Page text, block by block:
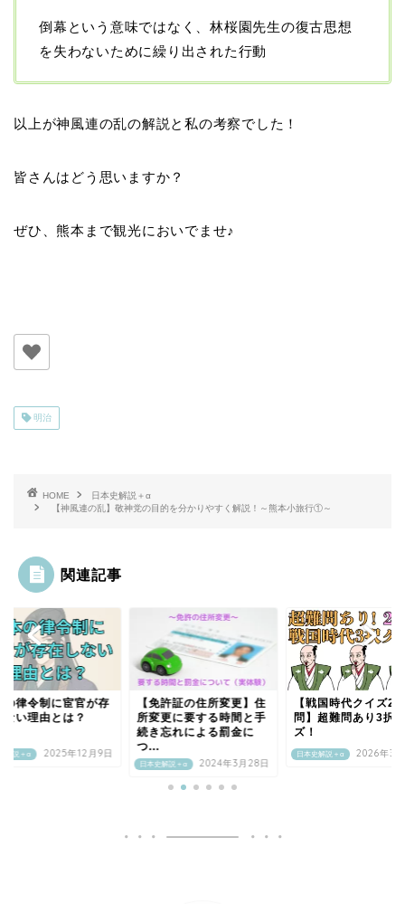
倒幕という意味ではなく、林桜園先生の復古思想
を失わないために繰り出された行動
以上が神風連の乱の解説と私の考察でした！
皆さんはどう思いますか？
ぜひ、熊本まで観光においでませ♪
明治
HOME
日本史解説＋α
【神風連の乱】敬神党の目的を分かりやすく解説！～熊本小旅行①～
関連記事
解説＋α
の律令制に宦官が存
ない理由とは？
2025年12月9日
日本史解説＋α
【免許証の住所変更】住
所変更に要する時間と手
続き忘れによる罰金に
つ...
2024年3月28日
日本史解説＋α
【戦国時代クイズ
問】超難問あり3択
ズ！
2026年3